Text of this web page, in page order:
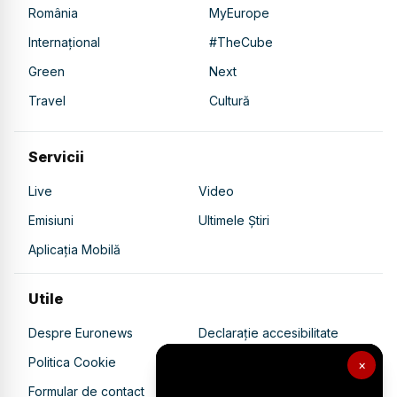
×
România
MyEurope
Internațional
#TheCube
Green
Next
Travel
Cultură
Servicii
Live
Video
Emisiuni
Ultimele Știri
Aplicația Mobilă
Utile
Despre Euronews
Declarație accesibilitate
Politica Cookie
Politica de confidențialitate
Formular de contact